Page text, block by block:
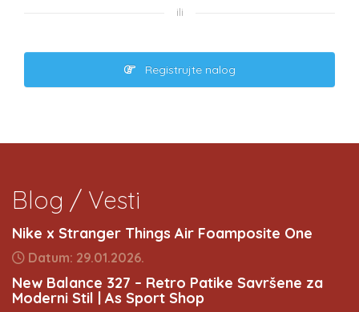
ili
Registrujte nalog
Blog / Vesti
Nike x Stranger Things Air Foamposite One
Datum: 29.01.2026.
New Balance 327 – Retro Patike Savršene za
Moderni Stil | As Sport Shop